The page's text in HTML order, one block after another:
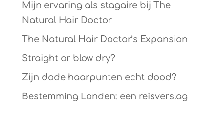
Mijn ervaring als stagaire bij The
Natural Hair Doctor
The Natural Hair Doctor’s Expansion
Straight or blow dry?
Zijn dode haarpunten echt dood?
Bestemming Londen: een reisverslag